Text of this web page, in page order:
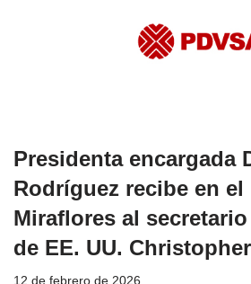
Presidenta encargada
Rodríguez recibe en el
Miraflores al
de EE. UU.
12 de febrero de 2026